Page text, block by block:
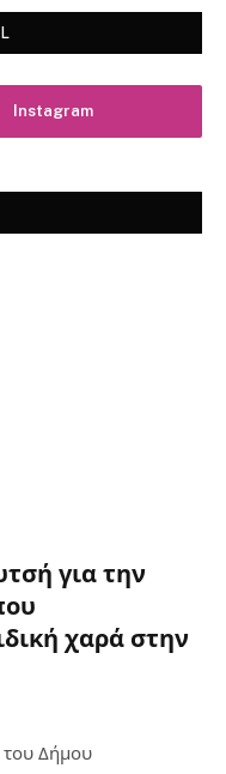
Instagram
για την
χαρά στην
του Δήμου